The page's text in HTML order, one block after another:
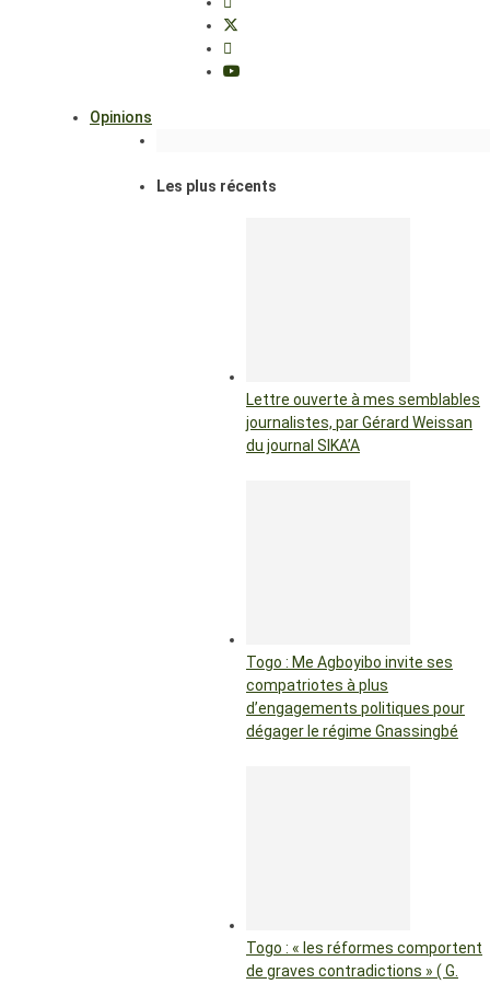
Opinions
Les plus récents
Lettre ouverte à mes semblables
journalistes, par Gérard Weissan
du journal SIKA’A
Togo : Me Agboyibo invite ses
compatriotes à plus
d’engagements politiques pour
dégager le régime Gnassingbé
Togo : « les réformes comportent
de graves contradictions » ( G.